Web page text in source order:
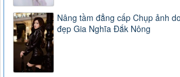
Nâng tầm đẳng cấp Chụp ảnh
đẹp Gia Nghĩa Đắk Nông